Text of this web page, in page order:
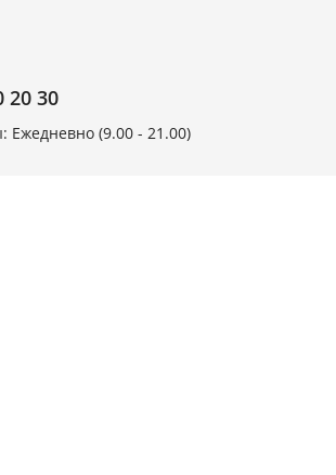
20 30
Ежедневно (9.00 - 21.00)